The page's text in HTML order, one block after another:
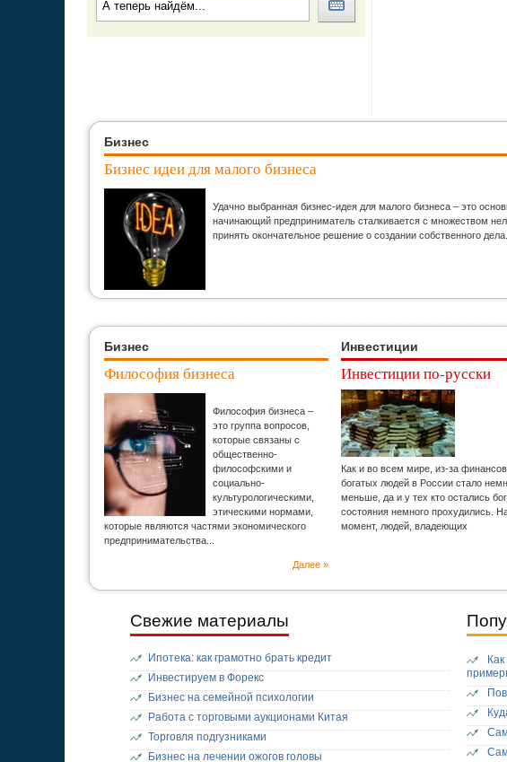
Бизнес
Бизнес идеи для малого бизнеса
Удачно выбранная бизнес-идея для малого бизнеса – это
начинающий предприниматель сталкивается с множеством
принять окончательное решение о создании собственного дела.
Бизнес
Философия бизнеса
Философия бизнеса –
это группа вопросов,
которые связаны с
общественно-
философскими и
социально-
культурологическими,
этическими нормами,
которые являются частями экономического
предпринимательства...
Далее »
Инвестиции
Инвестиции по-русски
Как и во всем мире, из-за
богатых людей в России стало
меньше, да и у тех кто остались
состояния немного прохудились.
момент, людей, владеющих
Свежие материалы
Ипотека: как грамотно брать кредит
Инвестируем в Форекс
Бизнес на семейной психологии
Работа с торговыми аукционами Китая
Торговля подгузниками
Бизнес на лечении ожогов головы